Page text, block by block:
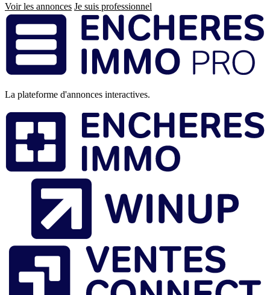
Voir les annonces Je suis professionnel
Pied
de
page
La plateforme d'annonces interactives.